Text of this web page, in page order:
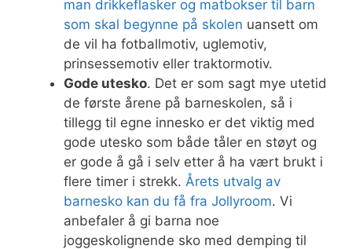
man drikkeflasker og matbokser til barn
som skal begynne på skolen uansett om
de vil ha fotballmotiv, uglemotiv,
prinsessemotiv eller traktormotiv.
Gode utesko. Det er som sagt mye utetid
de første årene på barneskolen, så i
tillegg til egne innesko er det viktig med
gode utesko som både tåler en støyt og
er gode å gå i selv etter å ha vært brukt i
flere timer i strekk. Årets utvalg av
barnesko kan du få fra Jollyroom. Vi
anbefaler å gi barna noe
joggeskolignende sko med demping til